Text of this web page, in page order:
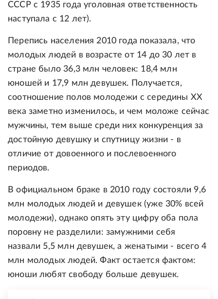
СССР с 1935 года уголовная ответственность
наступала с 12 лет).
Перепись населения 2010 года показала, что
молодых людей в возрасте от 14 до 30 лет в
стране было 36,3 млн человек: 18,4 млн
юношей и 17,9 млн девушек. Получается,
соотношение полов молодежи с середины XX
века заметно изменилось, и чем моложе сейчас
мужчины, тем выше среди них конкуренция за
достойную девушку и спутницу жизни - в
отличие от довоенного и послевоенного
периодов.
В официальном браке в 2010 году состояли 9,6
млн молодых людей и девушек (уже 30% всей
молодежи), однако опять эту цифру оба пола
поровну не разделили: замужними себя
назвали 5,5 млн девушек, а женатыми - всего 4
млн молодых людей. Факт остается фактом:
юноши любят свободу больше девушек.